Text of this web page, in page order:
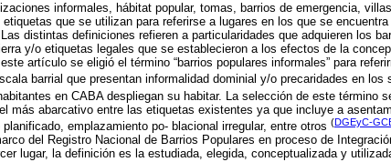
informales, hábitat popular, tomas, barrios de emergencia,
que se utilizan para referirse a lugares en los que se
distintas definiciones refieren a particularidades que adquieren los
y/o etiquetas legales que se establecieron a los efectos de la
artículo se eligió el término “barrios populares informales” para
barrial que presentan informalidad dominial y/o precaridades en los
en CABA despliegan su habitar. La selección de este término
más abarcativo entre las etiquetas existentes ya que incluye a
emplazamiento po- blacional irregular, entre otros (DGEyC-
del Registro Nacional de Barrios Populares en proceso de
lugar, la definición es la estudiada, elegida, conceptualizada y